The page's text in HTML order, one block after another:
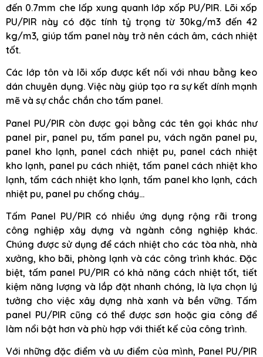
đến 0.7mm che lấp xung quanh lớp xốp PU/PIR. Lõi xốp
PU/PIR này có đặc tính tỷ trọng từ 30kg/m3 đến 42
kg/m3, giúp tấm panel này trở nên cách âm, cách nhiệt
tốt.
Các lớp tôn và lõi xốp được kết nối với nhau bằng keo
dán chuyên dụng. Việc này giúp tạo ra sự kết dính mạnh
mẽ và sự chắc chắn cho tấm panel.
Panel PU/PIR còn được gọi bằng các tên gọi khác như
panel pir, panel pu, tấm panel pu, vách ngăn panel pu,
panel kho lạnh, panel cách nhiệt pu, panel cách nhiệt
kho lạnh, panel pu cách nhiệt, tấm panel cách nhiệt kho
lạnh, tấm cách nhiệt kho lạnh, tấm panel kho lạnh, cách
nhiệt pu, panel pu chống cháy…
Tấm Panel PU/PIR có nhiều ứng dụng rộng rãi trong
công nghiệp xây dựng và ngành công nghiệp khác.
Chúng được sử dụng để cách nhiệt cho các tòa nhà, nhà
xưởng, kho bãi, phòng lạnh và các công trình khác. Đặc
biệt, tấm panel PU/PIR có khả năng cách nhiệt tốt, tiết
kiệm năng lượng và lắp đặt nhanh chóng, là lựa chọn lý
tưởng cho việc xây dựng nhà xanh và bền vững. Tấm
panel PU/PIR cũng có thể được sơn hoặc gia công để
làm nổi bật hơn và phù hợp với thiết kế của công trình.
Với những đặc điểm và ưu điểm của mình, Panel PU/PIR